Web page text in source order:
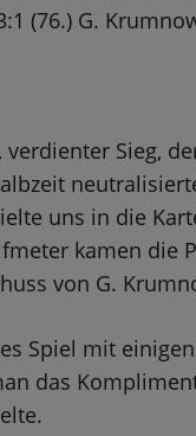
(76.) G.
Sieg,
uns in die
kamen die
von G.
Spiel mit
das